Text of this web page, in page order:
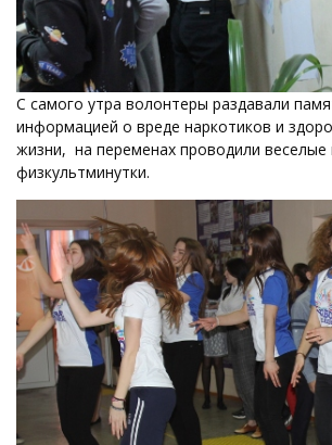
С самого утра волонтеры раздавали
информацией о вреде наркотиков и
жизни, на переменах проводили веселые
физкультминутки.